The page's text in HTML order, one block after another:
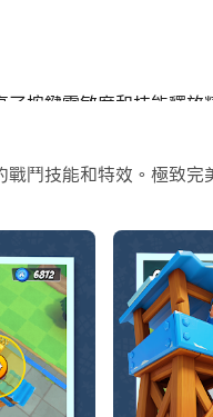
按鍵靈敏度和技能釋放
。現在就開始在電腦上
方基地或與狙擊手一起
鬥技能和特效。極致完